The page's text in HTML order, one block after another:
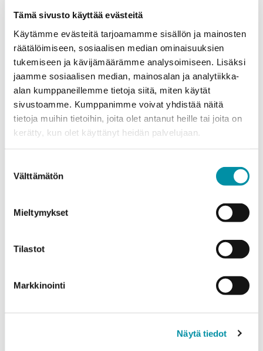
Tämä sivusto käyttää evästeitä
Käytämme evästeitä tarjoamamme sisällön ja mainosten
räätälöimiseen, sosiaalisen median ominaisuuksien
tukemiseen ja kävijämäärämme analysoimiseen. Lisäksi
jaamme sosiaalisen median, mainosalan ja analytiikka-
alan kumppaneillemme tietoja siitä, miten käytät
sivustoamme. Kumppanimme voivat yhdistää näitä
tietoja muihin tietoihin, joita olet antanut heille tai joita on
kerätty, kun olet käyttänyt heidän palvelujaan.
valinta
Välttämätön
Mieltymykset
Tilastot
Markkinointi
Näytä tiedot
Yhteyshenkilö*
Sähköposti *
Puhelinnumero
Valitse tuote ja syötä tilauksen määrä metreinä. Huomioithan, että
valittu laatu määrittää tilauksen minimipainon.